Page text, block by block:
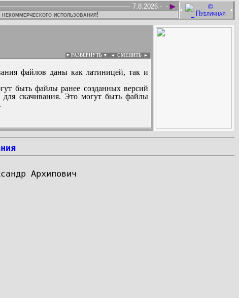
• •
►
-
7.8.2026 -
использования!
▼ РАЗВЕРНУТЬ ▼ ◄ СМЕНИТЬ ►
файлов даны как латиницей, так и
быть файлы ранее созданных версий
для скачивания. Это могут быть файлы
: